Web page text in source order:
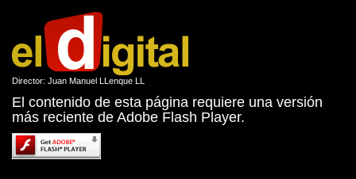
Director: Juan Manuel LLenque LL
El contenido de esta página requiere una versión
más reciente de Adobe Flash Player.